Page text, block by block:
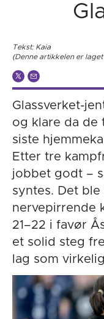
Tekst: Kaia
(Denne artikkelen er
Glassverket-
og klare da de
siste
Etter tre
jobbet godt –
syntes. Det
nervepirrende
21–22 i favør
et solid steg
lag som